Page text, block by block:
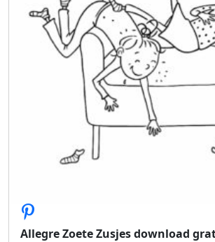
Allegre Zoete Zusjes download